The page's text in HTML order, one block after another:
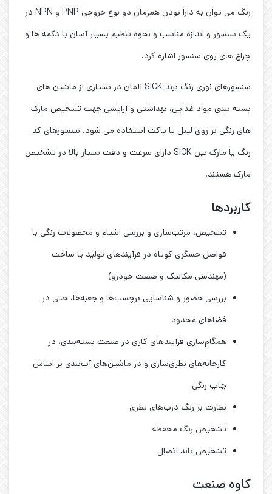
رنگ می توان به دارا بودن همزمان دو نوع خروجی PNP و NPN در
یک سنسور و اندازه مناسب و نحوه تنظیم بسیار آسان با دکمه ها و
چراغ های روی سنسور اشاره کرد.
سنسورهای نوری رنگ برند SICK آلمان در بسیاری از ماشین های
بسته بندی مواد غذایی، بهداشتی و آرایشی جهت تشخیص مارک
های رنگی بر روی لیبل یا پاکت استفاده می شود. سنسورهای کد
رنگ یا مارک بین SICK دارای سرعت و دقت بسیار بالا در تشخیص
مارک هستند.
کاربردها
تشخیص، مرتب‌سازی و بررسی اشیاء و محصولات رنگی با
فواصل حسگری کوتاه در فرآیندهای تولید یا ساخت
(مهندسی مکانیک و صنعت خودرو)
بررسی حضور و شناسایی برچسب‌ها و جعبه‌ها، حتی در
فضاهای محدود
همگام‌سازی فرآیندهای کاری در صنعت بسته‌بندی، در
کارخانه‌های بطری‌سازی و در ماشین‌های آب‌بندی بر اساس
چاپ رنگی
نظارت بر رنگ درب‌های بطری
تشخیص رنگ محفظه
تشخیص باند اتصال
کاوه صنعت